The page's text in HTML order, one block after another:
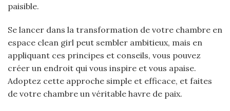
paisible.
Se lancer dans la transformation de votre chambre en
espace clean girl peut sembler ambitieux, mais en
appliquant ces principes et conseils, vous pouvez
créer un endroit qui vous inspire et vous apaise.
Adoptez cette approche simple et efficace, et faites
de votre chambre un véritable havre de paix.